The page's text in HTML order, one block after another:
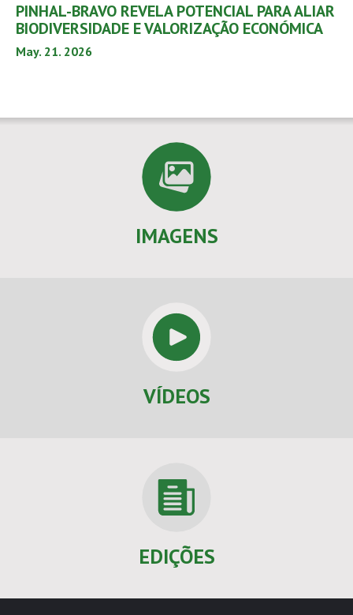
PINHAL-BRAVO REVELA POTENCIAL PARA ALIAR
BIODIVERSIDADE E VALORIZAÇÃO ECONÓMICA
May. 21. 2026
IMAGENS
VÍDEOS
EDIÇÕES